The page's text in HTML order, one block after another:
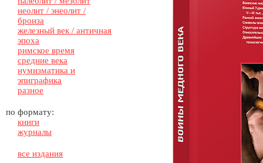
неолит / энеолит /
бронза
железный век / античная
эпоха
римское время
средние века
нумизматика и
эпиграфика
разное
по формату:
книги
журналы
все издания